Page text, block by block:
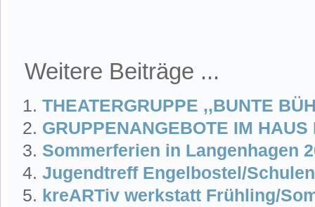
Weitere Beiträge ...
THEATERGRUPPE ,,BUNTE
GRUPPENANGEBOTE IM HAUS
Sommerferien in Langenhagen
Jugendtreff Engelbostel/
kreARTiv werkstatt Frühling/